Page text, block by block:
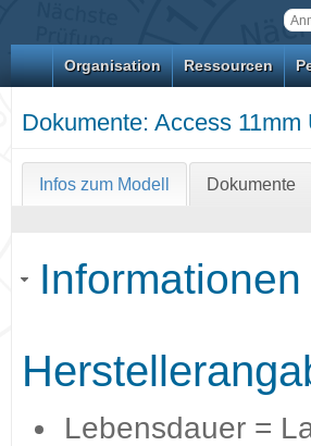
Organisation Ressourcen
Dokumente: Access 11mm
Infos zum Modell Dokumente
Informationen
Lebensdauer =